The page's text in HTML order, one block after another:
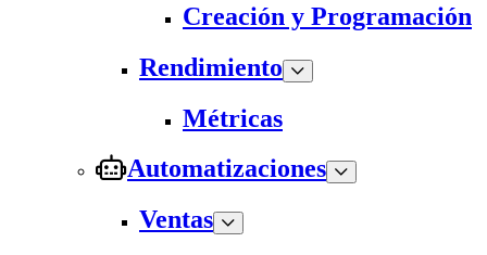
Creación y Programación
Rendimiento
Métricas
Automatizaciones
Ventas